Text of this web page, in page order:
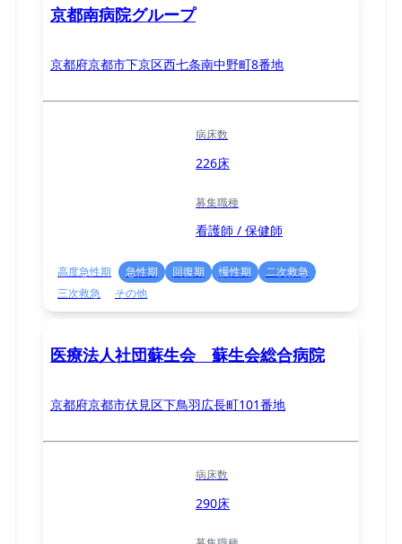
京都南病院グループ
京都府京都市下京区西七条南中野町8番地
病床数
226床
募集職種
看護師 / 保健師
高度急性期 急性期 回復期 慢性期
二次救急
三次救急
その他
医療法人社団蘇生会 蘇生会総合病院
京都府京都市伏見区下鳥羽広長町101番地
病床数
290床